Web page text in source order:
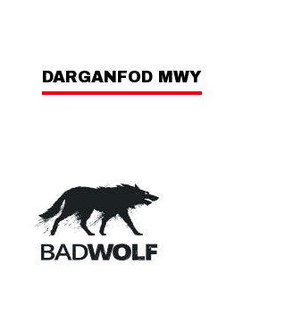
DARGANFOD MWY